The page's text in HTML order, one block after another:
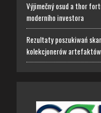
Výjimečný osud a thor
moderního investora
Rezultaty poszukiwań
kolekcjonerów artefaktów